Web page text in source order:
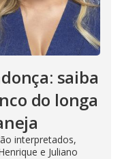
saiba
do longa
interpretados,
e Juliano